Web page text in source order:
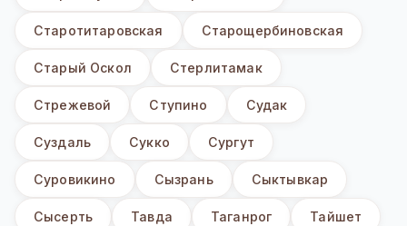
Старотитаровская Старощербиновская
Старый Оскол Стерлитамак
Стрежевой Ступино Судак
Суздаль Сукко Сургут
Суровикино Сызрань Сыктывкар
Сысерть Тавда Таганрог Тайшет